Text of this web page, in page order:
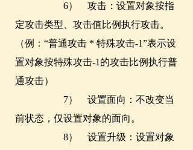
6） 攻击：设置对象按指
定攻击类型、攻击值比例执行攻击。
（例：“普通攻击 * 特殊攻击-1”表示设
置对象按特殊攻击-1的攻击比例执行普
通攻击）
7） 设置面向：不改变当
前状态，仅设置对象的面向。
8） 设置升级：设置对象